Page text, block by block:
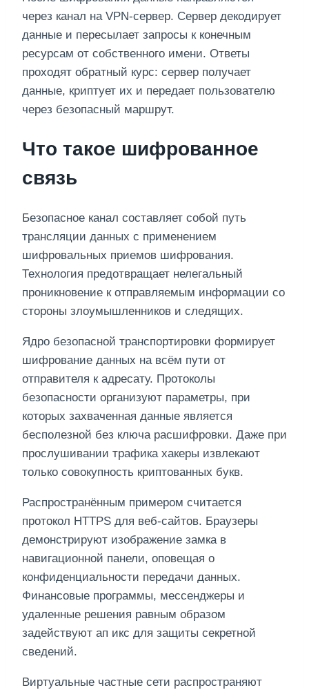
через канал на VPN-сервер. Сервер декодирует
данные и пересылает запросы к конечным
ресурсам от собственного имени. Ответы
проходят обратный курс: сервер получает
данные, криптует их и передает пользователю
через безопасный маршрут.
Что такое шифрованное
связь
Безопасное канал составляет собой путь
трансляции данных с применением
шифровальных приемов шифрования.
Технология предотвращает нелегальный
проникновение к отправляемым информации со
стороны злоумышленников и следящих.
Ядро безопасной транспортировки формирует
шифрование данных на всём пути от
отправителя к адресату. Протоколы
безопасности организуют параметры, при
которых захваченная данные является
бесполезной без ключа расшифровки. Даже при
прослушивании трафика хакеры извлекают
только совокупность криптованных букв.
Распространённым примером считается
протокол HTTPS для веб-сайтов. Браузеры
демонстрируют изображение замка в
навигационной панели, оповещая о
конфиденциальности передачи данных.
Финансовые программы, мессенджеры и
удаленные решения равным образом
задействуют ап икс для защиты секретной
сведений.
Виртуальные частные сети распространяют